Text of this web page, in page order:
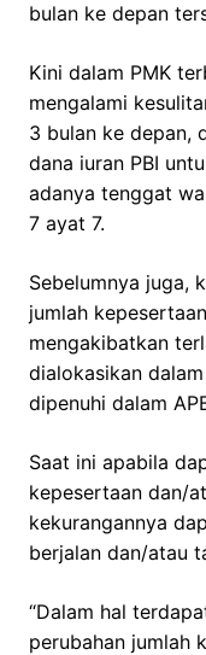
bulan ke depan
Kini dalam PMK
mengalami
3 bulan ke depan,
dana iuran PBI
adanya tenggat
7 ayat 7.
Sebelumnya juga,
jumlah
mengakibatkan
dialokasikan
dipenuhi dalam
Saat ini apabila
kepesertaan dan/
kekurangannya
berjalan dan/atau
“Dalam hal
perubahan jumlah